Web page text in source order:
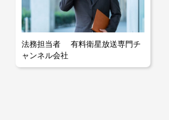
法務担当者 有料衛星放送専門チ
ャンネル会社